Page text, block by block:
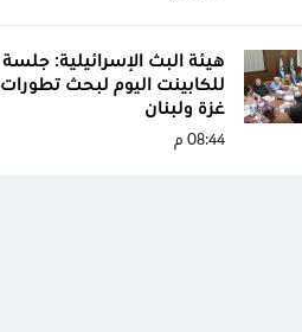
هيئة البث الإسرائيلية: جلسة
للكابينت اليوم لبحث تطورات
غزة ولبنان
08:44 م